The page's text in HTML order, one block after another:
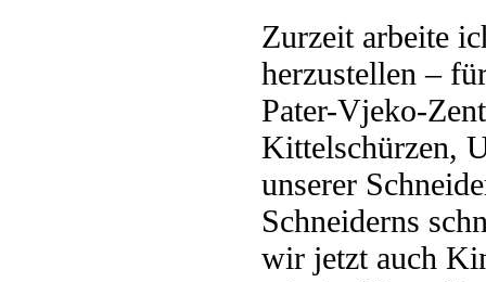
Zurzeit arbeite
herzustellen –
Pater-Vjeko-
Kittelschürzen,
unserer
Schneiderns
wir jetzt auch